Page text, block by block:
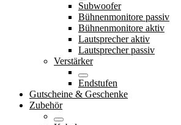
Subwoofer
Bühnenmonitore passiv
Bühnenmonitore aktiv
Lautsprecher aktiv
Lautsprecher passiv
Verstärker
Endstufen
Gutscheine & Geschenke
Zubehör